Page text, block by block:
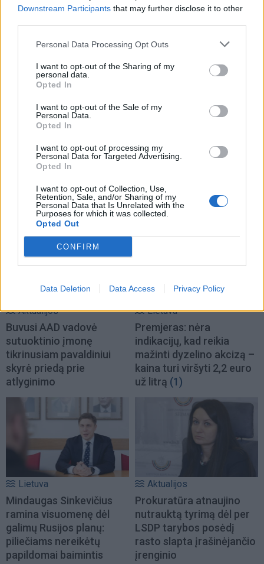
Downstream Participants that may further disclose it to other
Personal Data Processing Opt Outs
I want to opt-out of the Sharing of my
personal data.
Opted In
I want to opt-out of the Sale of my
Personal Data.
Opted In
I want to opt-out of processing my
Personal Data for Targeted Advertising.
Opted In
I want to opt-out of Collection, Use,
Retention, Sale, and/or Sharing of my
Personal Data that Is Unrelated with the
Purposes for which it was collected.
Opted Out
CONFIRM
Data Deletion Data Access Privacy Policy
TAIP PAT SKAITYKITE
Aktualijos
Buvusi AAD vadovė
sutuoktinio įmonę
tikrinusiam pavaldiniui
skyrė priedą prie
atlyginimo
Lietuva
Premjeras: nėra
indikacijų, kad reikia
mažinti dyzelino akcizą –
kaina turi viršyti 2,2 euro
už litrą (1)
Lietuva
Mindaugas Sinkevičius
ramina visuomenę dėl
galimų Rusijos planų:
piliečiams nereikėtų
papildomai baimintis
Aktualijos
Prokuratūra atnaujino
nutrauktą tyrimą dėl per
LSDP tarybos posėdį
rasto slapta įrašinėjančio
įrenginio